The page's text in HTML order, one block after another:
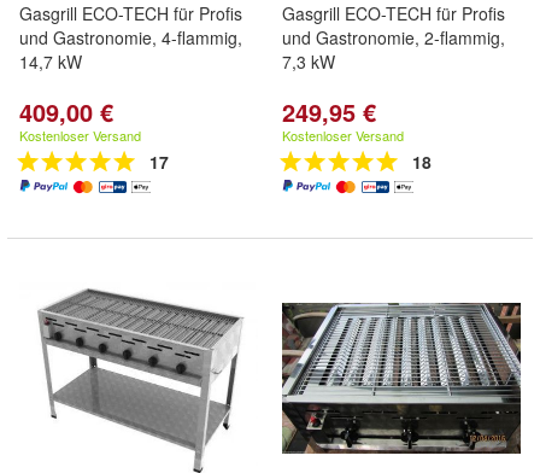
Gasgrill ECO-TECH für Profis
und Gastronomie, 4-flammig,
14,7 kW
409,00 €
Kostenloser Versand
17
Gasgrill ECO-TECH für Profis
und Gastronomie, 2-flammig,
7,3 kW
249,95 €
Kostenloser Versand
18